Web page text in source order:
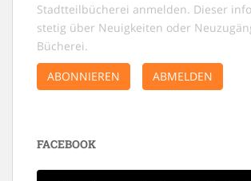
Stadtteilbücherei anmelden. Dieser
stetig über Neuigkeiten oder
Bücherei.
ABONNIEREN
ABMELDEN
FACEBOOK